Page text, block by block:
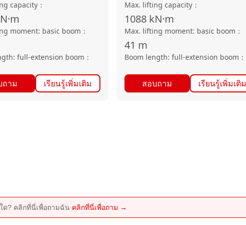
capacity ：
moment: basic boom ：
full-extension boom ：
าม เรียนรู้เพิ่มเติม
Max. lifting capacity ：
1088 kN·m
Max. lifting moment: basic boom ：
41 m
Boom length: full-extension boom ：
สอบถาม เรียนรู้เพิ่มเติม
ด? คลิกที่นี่เพื่อถามฉัน คลิกที่นี่เพื่อถาม →